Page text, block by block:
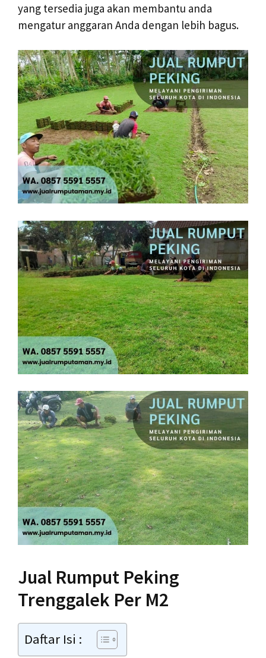
yang tersedia juga akan membantu anda
mengatur anggaran Anda dengan lebih bagus.
Jual Rumput Peking
Trenggalek Per M2
Daftar Isi :